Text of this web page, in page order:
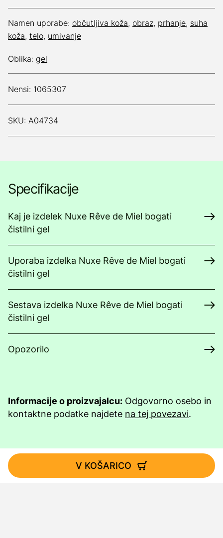
Namen uporabe: občutljiva koža, obraz, prhanje, suha
koža, telo, umivanje
Oblika: gel
Nensi: 1065307
SKU: A04734
Specifikacije
Kaj je izdelek Nuxe Rêve de Miel bogati
čistilni gel
Uporaba izdelka Nuxe Rêve de Miel bogati
čistilni gel
Sestava izdelka Nuxe Rêve de Miel bogati
čistilni gel
Opozorilo
Informacije o proizvajalcu: Odgovorno osebo in
kontaktne podatke najdete na tej povezavi.
V KOŠARICO